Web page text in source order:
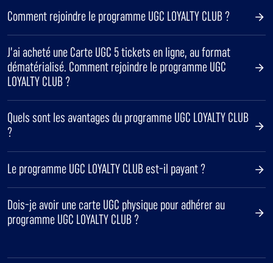
Comment rejoindre le programme UGC LOYALTY CLUB ?
J’ai acheté une Carte UGC 5 tickets en ligne, au format
dématérialisé. Comment rejoindre le programme UGC
LOYALTY CLUB ?
Quels sont les avantages du programme UGC LOYALTY CLUB
?
Le programme UGC LOYALTY CLUB est-il payant ?
Dois-je avoir une carte UGC physique pour adhérer au
programme UGC LOYALTY CLUB ?